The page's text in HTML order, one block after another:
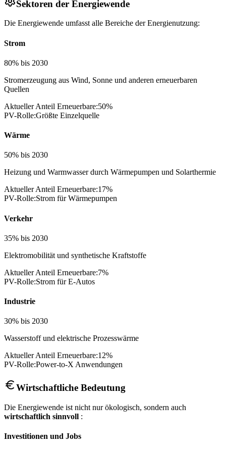
Sektoren der Energiewende
Die Energiewende umfasst alle Bereiche der Energienutzung:
Strom
80% bis 2030
Stromerzeugung aus Wind, Sonne und anderen erneuerbaren
Quellen
Aktueller Anteil Erneuerbare:50%
PV-Rolle:Größte Einzelquelle
Wärme
50% bis 2030
Heizung und Warmwasser durch Wärmepumpen und Solarthermie
Aktueller Anteil Erneuerbare:17%
PV-Rolle:Strom für Wärmepumpen
Verkehr
35% bis 2030
Elektromobilität und synthetische Kraftstoffe
Aktueller Anteil Erneuerbare:7%
PV-Rolle:Strom für E-Autos
Industrie
30% bis 2030
Wasserstoff und elektrische Prozesswärme
Aktueller Anteil Erneuerbare:12%
PV-Rolle:Power-to-X Anwendungen
Wirtschaftliche Bedeutung
Die Energiewende ist nicht nur ökologisch, sondern auch
wirtschaftlich sinnvoll :
Investitionen und Jobs